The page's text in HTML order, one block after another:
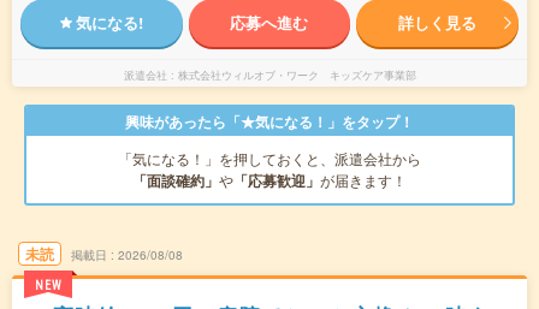
気になる! 応募へ進む 詳しく見る
派遣会社 株式会社ウィルオブ・ワーク キッズケア事業部
興味があったら「★気になる！」をタップ！
「気になる！」を押しておくと、派遣会社から
「面談確約」 や 「応募歓迎」 が届きます！
未読
NEW
掲載日 2026/08/08